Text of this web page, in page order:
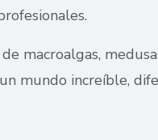
macroalgas,
mundo increíble,